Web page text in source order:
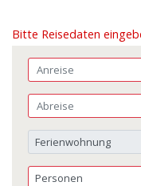
Bitte Reisedaten